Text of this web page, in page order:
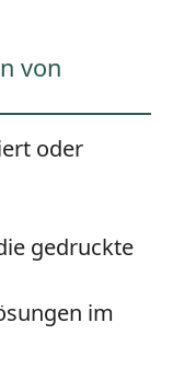
von
oder
gedruckte
im